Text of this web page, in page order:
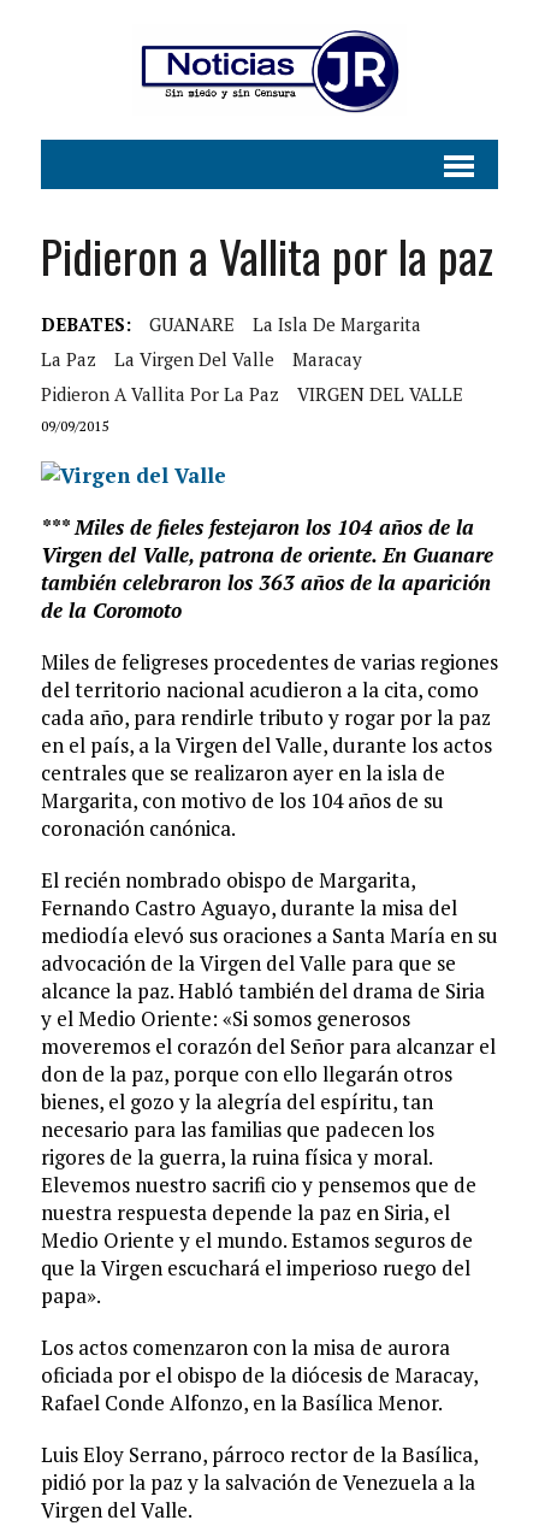
Pidieron a Vallita por la paz
DEBATES: GUANARE
La Isla De Margarita
La Paz
La Virgen Del Valle
Maracay
Pidieron A Vallita Por La Paz
VIRGEN DEL VALLE
09/09/2015
*** Miles de fieles festejaron los 104 años de la
Virgen del Valle, patrona de oriente. En Guanare
también celebraron los 363 años de la aparición
de la Coromoto
Miles de feligreses procedentes de varias regiones
del territorio nacional acudieron a la cita, como
cada año, para rendirle tributo y rogar por la paz
en el país, a la Virgen del Valle, durante los actos
centrales que se realizaron ayer en la isla de
Margarita, con motivo de los 104 años de su
coronación canónica.
El recién nombrado obispo de Margarita,
Fernando Castro Aguayo, durante la misa del
mediodía elevó sus oraciones a Santa María en su
advocación de la Virgen del Valle para que se
alcance la paz. Habló también del drama de Siria
y el Medio Oriente: «Si somos generosos
moveremos el corazón del Señor para alcanzar el
don de la paz, porque con ello llegarán otros
bienes, el gozo y la alegría del espíritu, tan
necesario para las familias que padecen los
rigores de la guerra, la ruina física y moral.
Elevemos nuestro sacrifi cio y pensemos que de
nuestra respuesta depende la paz en Siria, el
Medio Oriente y el mundo. Estamos seguros de
que la Virgen escuchará el imperioso ruego del
papa».
Los actos comenzaron con la misa de aurora
oficiada por el obispo de la diócesis de Maracay,
Rafael Conde Alfonzo, en la Basílica Menor.
Luis Eloy Serrano, párroco rector de la Basílica,
pidió por la paz y la salvación de Venezuela a la
Virgen del Valle.